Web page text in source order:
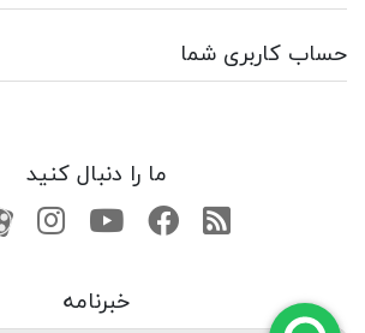
حساب کاربری شما
ما را دنبال کنید
RSSفیسبوکیوتیوب
خبرنامه